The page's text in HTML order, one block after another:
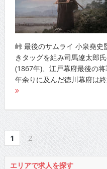
きタッグを組み司馬遼太郎
(1867年)、江戸幕府最後の
年余りに及んだ徳川幕府は
1
エリアで求人を探す